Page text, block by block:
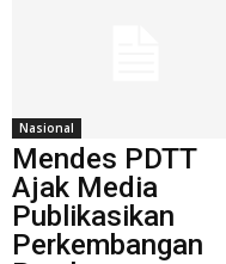
Nasional
Mendes PDTT
Ajak Media
Publikasikan
Perkembangan